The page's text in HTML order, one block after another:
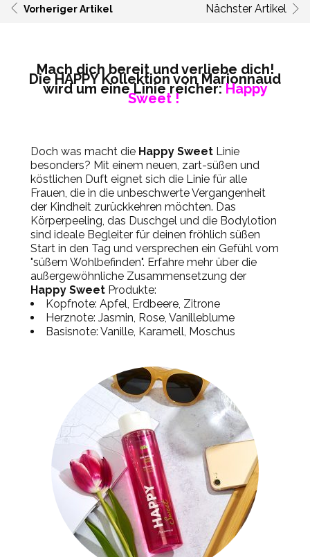
Vorheriger Artikel Nächster Artikel
Mach dich bereit und verliebe dich!
Die HAPPY Kollektion von Marionnaud
wird um eine Linie reicher:Happy
Sweet !
Doch was macht die Happy Sweet Linie
besonders? Mit einem neuen, zart-süßen und
köstlichen Duft eignet sich die Linie für alle
Frauen, die in die unbeschwerte Vergangenheit
der Kindheit zurückkehren möchten. Das
Körperpeeling, das Duschgel und die Bodylotion
sind ideale Begleiter für deinen fröhlich süßen
Start in den Tag und versprechen ein Gefühl vom
"süßem Wohlbefinden". Erfahre mehr über die
außergewöhnliche Zusammensetzung der
Happy Sweet Produkte:
Kopfnote: Apfel, Erdbeere, Zitrone
Herznote: Jasmin, Rose, Vanilleblume
Basisnote: Vanille, Karamell, Moschus